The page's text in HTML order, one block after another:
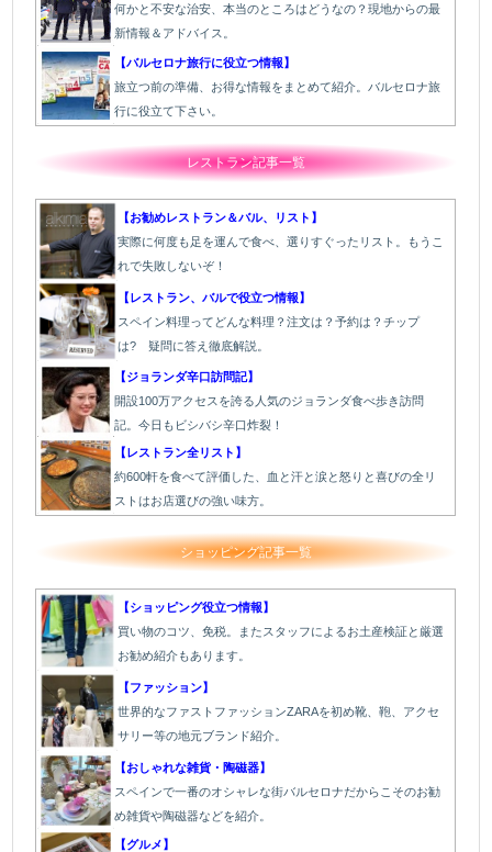
何かと不安な治安、本当のところはどうなの？現地からの最
新情報＆アドバイス。
【バルセロナ旅行に役立つ情報】
旅立つ前の準備、お得な情報をまとめて紹介。バルセロナ旅
行に役立て下さい。
レストラン記事一覧
【お勧めレストラン＆バル、リスト】
実際に何度も足を運んで食べ、選りすぐったリスト。もうこ
れで失敗しないぞ！
【レストラン、バルで役立つ情報】
スペイン料理ってどんな料理？注文は？予約は？チップ
は? 疑問に答え徹底解説。
【ジョランダ辛口訪問記】
開設100万アクセスを誇る人気のジョランダ食べ歩き訪問
記。今日もビシバシ辛口炸裂！
【レストラン全リスト】
約600軒を食べて評価した、血と汗と涙と怒りと喜びの全リ
ストはお店選びの強い味方。
ショッピング記事一覧
【ショッピング役立つ情報】
買い物のコツ、免税。またスタッフによるお土産検証と厳選
お勧め紹介もあります。
【ファッション】
世界的なファストファッションZARAを初め靴、鞄、アクセ
サリー等の地元ブランド紹介。
【おしゃれな雑貨・陶磁器】
スペインで一番のオシャレな街バルセロナだからこそのお勧
め雑貨や陶磁器などを紹介。
【グルメ】